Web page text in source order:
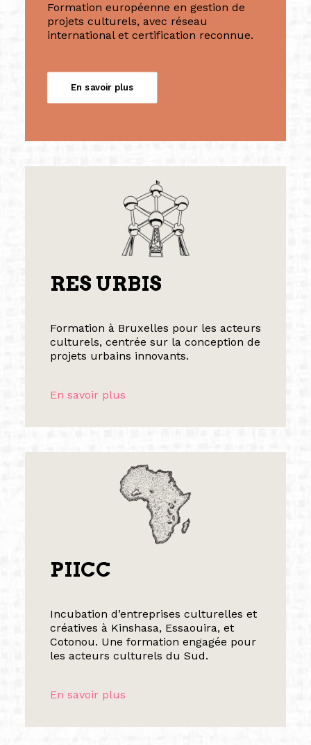
Formation européenne en gestion de
projets culturels, avec réseau
international et certification reconnue.
En savoir plus
RES URBIS
Formation à Bruxelles pour les acteurs
culturels, centrée sur la conception de
projets urbains innovants.
En savoir plus
PIICC
Incubation d’entreprises culturelles et
créatives à Kinshasa, Essaouira, et
Cotonou. Une formation engagée pour
les acteurs culturels du Sud.
En savoir plus